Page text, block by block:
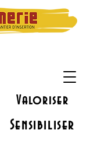
Valoriser
Sensibiliser